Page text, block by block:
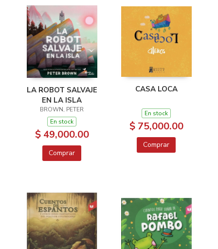
LA ROBOT SALVAJE
EN LA ISLA
BROWN, PETER
En stock
$ 49,000.00
Comprar
CASA LOCA
En stock
$ 75,000.00
Comprar